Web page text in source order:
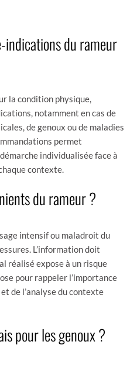
indications du rameur
la condition physique,
notamment en cas de
de genoux ou de maladies
permet
individualisée face à
contexte.
du rameur ?
intensif ou maladroit du
L’information doit
réalisé expose à un risque
pour rappeler l’importance
de l’analyse du contexte
pour les genoux ?